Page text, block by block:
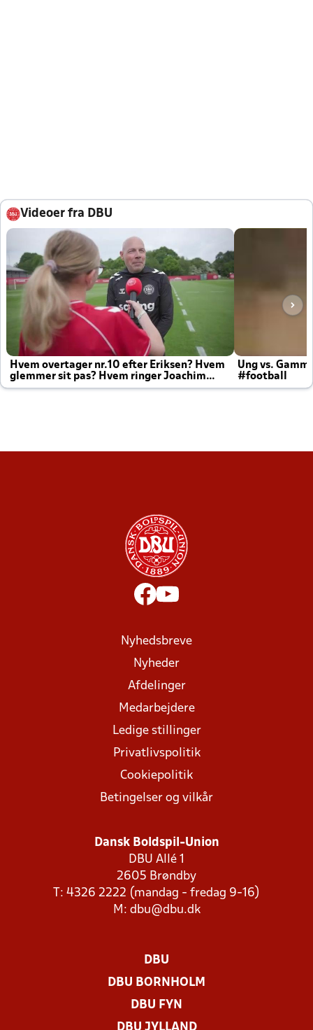
Videoer fra DBU
Hvem overtager nr.10 efter Eriksen? Hvem
glemmer sit pas? Hvem ringer Joachim
altid til efter kampe?
Ung vs.
#football
Nyhedsbreve
Nyheder
Afdelinger
Medarbejdere
Ledige stillinger
Privatlivspolitik
Cookiepolitik
Betingelser og vilkår
Dansk Boldspil-Union
DBU Allé 1
2605 Brøndby
T: 4326 2222 (mandag - fredag 9-16)
M: dbu@dbu.dk
DBU
DBU BORNHOLM
DBU FYN